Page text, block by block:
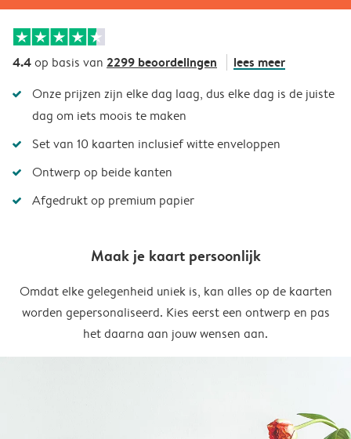
4.4op basis van 2299 beoordelingen lees meer
Onze prijzen zijn elke dag laag, dus elke dag is de juiste
dag om iets moois te maken
Set van 10 kaarten inclusief witte enveloppen
Ontwerp op beide kanten
Afgedrukt op premium papier
Maak je kaart persoonlijk
Omdat elke gelegenheid uniek is, kan alles op de kaarten
worden gepersonaliseerd. Kies eerst een ontwerp en pas
het daarna aan jouw wensen aan.